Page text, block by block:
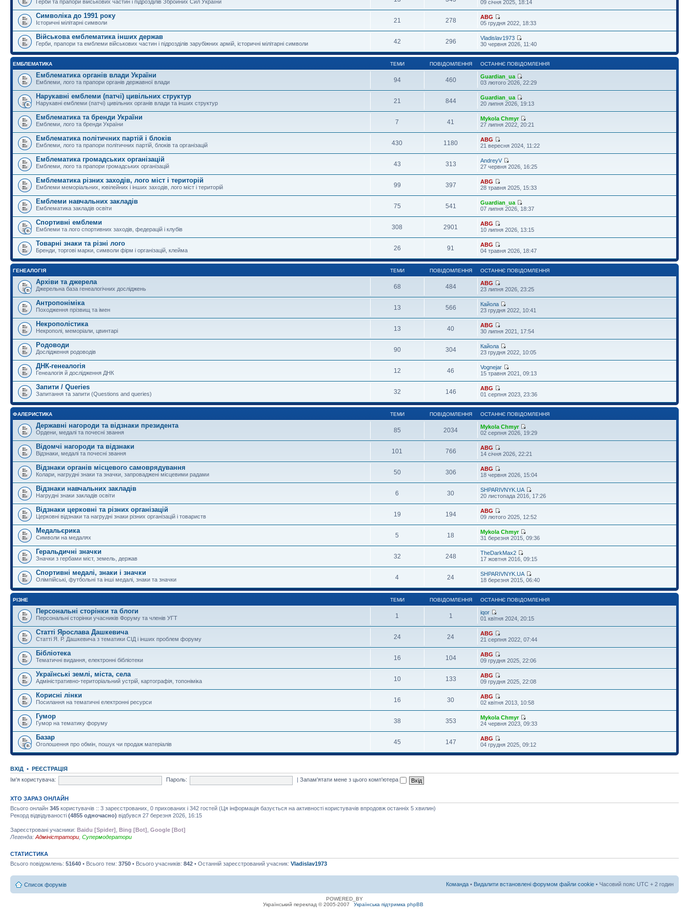
Герби та прапори військових частин і підрозділів Збройних Сил України 09 січня 2025, 18:14
Символіка до 1991 року
Історичні мілітарні символи 21 278
ABG
05 грудня 2022, 18:33
Військова емблематика інших держав
Герби, прапори та емблеми військових частин і підрозділів зарубіжних армій, історичні мілітарні символи 42 296
Vladislav1973
30 червня 2026, 11:40
ЕМБЛЕМАТИКА ТЕМИ ПОВІДОМЛЕННЯ ОСТАННЄ ПОВІДОМЛЕННЯ
Емблематика органів влади України
Емблеми, лого та прапори органів державної влади 94 460
Guardian_ua
03 лютого 2026, 22:29
Нарукавні емблеми (патчі) цивільних структур
Нарукавні емблеми (патчі) цивільних органів влади та інших структур 21 844
Guardian_ua
20 липня 2026, 19:13
Емблематика та бренди України
Емблеми, лого та бренди України 7 41
Mykola Chmyr
27 липня 2022, 20:21
Емблематика політичних партій і блоків
Емблеми, лого та прапори політичних партій, блоків та організацій 430 1180
ABG
21 вересня 2024, 11:22
Емблематика громадських організацій
Емблеми, лого та прапори громадських організацій 43 313
AndreyV
27 червня 2026, 16:25
Емблематика різних заходів, лого міст і територій
Емблеми меморіальних, ювілейних і інших заходів, лого міст і територій 99 397
ABG
28 травня 2025, 15:33
Емблеми навчальних закладів
Емблематика закладів освіти 75 541
Guardian_ua
07 липня 2026, 18:37
Спортивні емблеми
Емблеми та лого спортивних заходів, федерацій і клубів 308 2901
ABG
10 липня 2026, 13:15
Товарні знаки та різні лого
Бренди, торгові марки, символи фірм і організацій, клейма 26 91
ABG
04 травня 2026, 18:47
ГЕНЕАЛОГІЯ ТЕМИ ПОВІДОМЛЕННЯ ОСТАННЄ ПОВІДОМЛЕННЯ
Архіви та джерела
Джерельна база генеалогічних досліджень 68 484
ABG
23 липня 2026, 23:25
Антропоніміка
Походження прізвищ та імен 13 566
Кайола
23 грудня 2022, 10:41
Некрополістика
Некрополі, меморіали, цвинтарі 13 40
ABG
30 липня 2021, 17:54
Родоводи
Дослідження родоводів 90 304
Кайола
23 грудня 2022, 10:05
ДНК-генеалогія
Генеалогія й дослідження ДНК 12 46
Vognejar
15 травня 2021, 09:13
Запити / Queries
Запитання та запити (Questions and queries) 32 146
ABG
01 серпня 2023, 23:36
ФАЛЕРИСТИКА ТЕМИ ПОВІДОМЛЕННЯ ОСТАННЄ ПОВІДОМЛЕННЯ
Державні нагороди та відзнаки президента
Ордени, медалі та почесні звання 85 2034
Mykola Chmyr
02 серпня 2026, 19:29
Відомчі нагороди та відзнаки
Відзнаки, медалі та почесні звання 101 766
ABG
14 січня 2026, 22:21
Відзнаки органів місцевого самоврядування
Колари, нагрудні знаки та значки, запроваджені місцевими радами 50 306
ABG
18 червня 2026, 15:04
Відзнаки навчальних закладів
Нагрудні знаки закладів освіти 6 30
SHPARIVNYK.UA
20 листопада 2016, 17:26
Відзнаки церковні та різних організацій
Церковні відзнаки та нагрудні знаки різних організацій і товариств 19 194
ABG
09 лютого 2025, 12:52
Медальєрика
Символи на медалях 5 18
Mykola Chmyr
31 березня 2015, 09:36
Геральдичні значки
Значки з гербами міст, земель, держав 32 248
TheDarkMax2
17 жовтня 2016, 09:15
Спортивні медалі, знаки і значки
Олімпійські, футбольні та інші медалі, знаки та значки 4 24
SHPARIVNYK.UA
18 березня 2015, 06:40
РІЗНЕ ТЕМИ ПОВІДОМЛЕННЯ ОСТАННЄ ПОВІДОМЛЕННЯ
Персональні сторінки та блоги
Персональні сторінки учасників Форуму та членів УГТ 1 1
iqor
01 квітня 2024, 20:15
Статті Ярослава Дашкевича
Статті Я. Р. Дашкевича з тематики СІД і інших проблем форуму 24 24
ABG
21 серпня 2022, 07:44
Бібліотека
Тематичні видання, електронні бібліотеки 16 104
ABG
09 грудня 2025, 22:06
Українські землі, міста, села
Адміністративно-територіальний устрій, картографія, топоніміка 10 133
ABG
09 грудня 2025, 22:08
Корисні лінки
Посилання на тематичні електронні ресурси 16 30
ABG
02 квітня 2013, 10:58
Гумор
Гумор на тематику форуму 38 353
Mykola Chmyr
24 червня 2023, 09:33
Базар
Оголошення про обмін, пошук чи продаж матеріалів 45 147
ABG
04 грудня 2025, 09:12
ВХІД • РЕЄСТРАЦІЯ
Ім'я користувача:
Пароль: |Запам'ятати мене з цього комп'ютера
ХТО ЗАРАЗ ОНЛАЙН
Всього онлайн 345 користувачів :: 3 зареєстрованих, 0 прихованих і 342 гостей (Ця інформація базується на активності користувачів впродовж останніх 5 хвилин)
Рекорд відвідуваності (4855 одночасно) відбувся 27 березня 2026, 16:15
Зареєстровані учасники: Baidu [Spider] Bing [Bot] Google [Bot]
Легенда: Адміністратори Супермодератори
СТАТИСТИКА
Всього повідомлень: 51640 • Всього тем: 3750 • Всього учасників: 842 • Останній зареєстрований учасник: Vladislav1973
Список форумів Команда • Видалити встановлені форумом файли cookie • Часовий пояс UTC + 2 годин
POWERED_BY
Український переклад © 2005-2007
Українська підтримка phpBB